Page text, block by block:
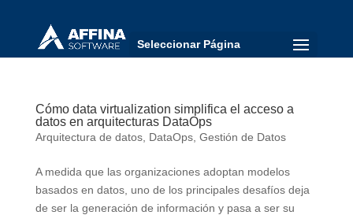
Seleccionar Página
Cómo data virtualization simplifica el acceso a
datos en arquitecturas DataOps
Arquitectura de datos, DataOps, Gestión de Datos
A medida que las organizaciones adoptan modelos
basados en datos, uno de los principales desafíos deja
de ser la generación de información y pasa a ser su